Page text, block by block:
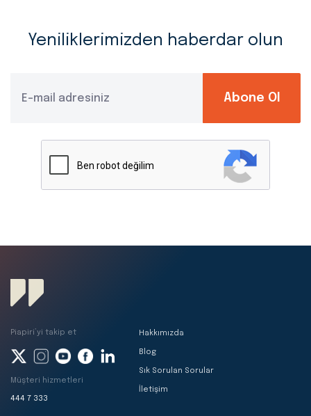
Yeniliklerimizden haberdar olun
Abone Ol
Hakkımızda
Blog
Sık Sorulan Sorular
İletişim
Piapiri’yi takip et
Müşteri hizmetleri
444 7 333